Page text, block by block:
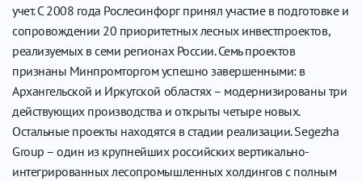
учет. С 2008 года Рослесинфорг принял участие в подготовке и
сопровождении 20 приоритетных лесных инвестпроектов,
реализуемых в семи регионах России. Семь проектов
признаны Минпромторгом успешно завершенными: в
Архангельской и Иркутской областях – модернизированы три
действующих производства и открыты четыре новых.
Остальные проекты находятся в стадии реализации. Segezha
Group – один из крупнейших российских вертикально-
интегрированных лесопромышленных холдингов с полным